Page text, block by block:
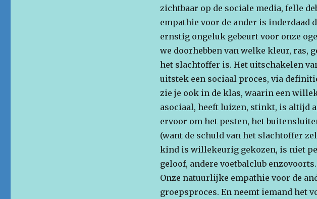
zichtbaar op de sociale media, felle
empathie voor de ander is inderdaad
ernstig ongeluk gebeurt voor onze
we doorhebben van welke kleur, ras,
het slachtoffer is. Het uitschakelen
uitstek een sociaal proces, via
zie je ook in de klas, waarin een
asociaal, heeft luizen, stinkt, is altijd
ervoor om het pesten, het
(want de schuld van het slachtoffer
kind is willekeurig gekozen, is niet
geloof, andere voetbalclub
Onze natuurlijke empathie voor de
groepsproces. En neemt iemand het